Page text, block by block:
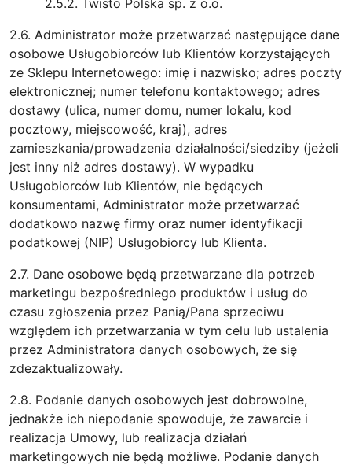
2.5.2. Twisto Polska sp. z o.o.
2.6. Administrator może przetwarzać następujące dane
osobowe Usługobiorców lub Klientów korzystających
ze Sklepu Internetowego: imię i nazwisko; adres poczty
elektronicznej; numer telefonu kontaktowego; adres
dostawy (ulica, numer domu, numer lokalu, kod
pocztowy, miejscowość, kraj), adres
zamieszkania/prowadzenia działalności/siedziby (jeżeli
jest inny niż adres dostawy). W wypadku
Usługobiorców lub Klientów, nie będących
konsumentami, Administrator może przetwarzać
dodatkowo nazwę firmy oraz numer identyfikacji
podatkowej (NIP) Usługobiorcy lub Klienta.
2.7. Dane osobowe będą przetwarzane dla potrzeb
marketingu bezpośredniego produktów i usług do
czasu zgłoszenia przez Panią/Pana sprzeciwu
względem ich przetwarzania w tym celu lub ustalenia
przez Administratora danych osobowych, że się
zdezaktualizowały.
2.8. Podanie danych osobowych jest dobrowolne,
jednakże ich niepodanie spowoduje, że zawarcie i
realizacja Umowy, lub realizacja działań
marketingowych nie będą możliwe. Podanie danych